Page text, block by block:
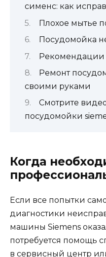
сименс: как
Плохое мытье
Посудомойка
Рекомендации
Ремонт
своими руками
Смотрите
посудомойки
Когда
Если все попытки
диагностики
машины Siemens
потребуется помощь
в сервисный центр